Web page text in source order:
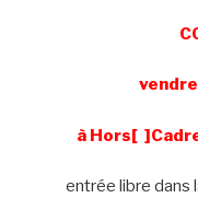
à Hors[
entrée libre dans